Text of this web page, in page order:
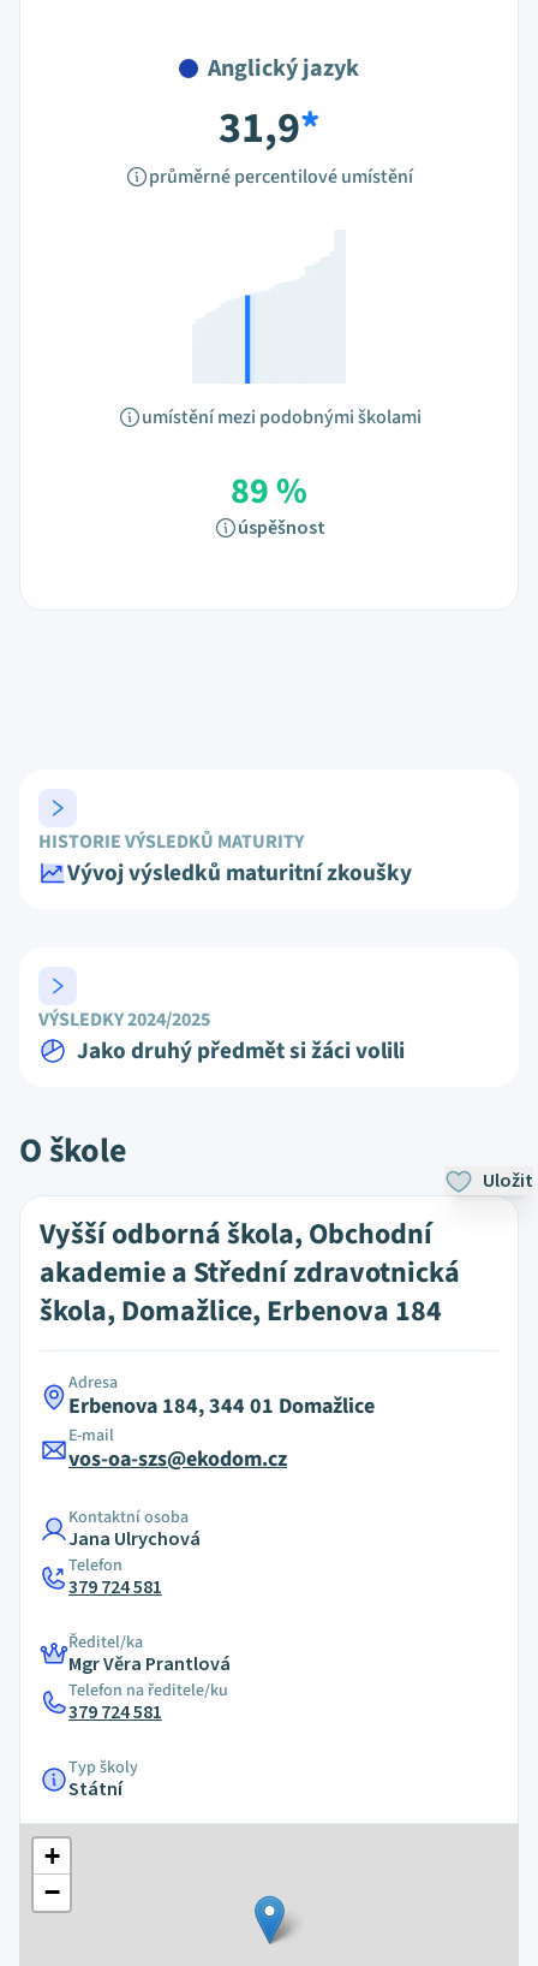
Anglický jazyk
31,9*
průměrné percentilové umístění
umístění mezi podobnými školami
89 %
úspěšnost
HISTORIE VÝSLEDKŮ MATURITY
Vývoj výsledků maturitní zkoušky
VÝSLEDKY 2024/2025
Jako druhý předmět si žáci volili
O škole
Uložit
Vyšší odborná škola, Obchodní
akademie a Střední zdravotnická
škola, Domažlice, Erbenova 184
Adresa
Erbenova 184, 344 01 Domažlice
E-mail
vos-oa-szs@ekodom.cz
Kontaktní osoba
Jana Ulrychová
Telefon
379 724 581
Ředitel/ka
Mgr Věra Prantlová
Telefon na ředitele/ku
379 724 581
Typ školy
Státní
+
−